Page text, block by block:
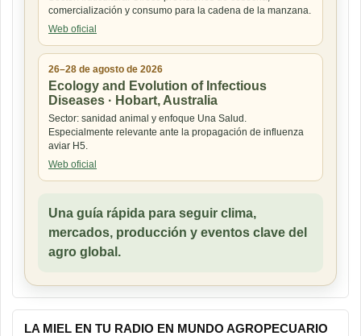
comercialización y consumo para la cadena de la manzana.
Web oficial
26–28 de agosto de 2026
Ecology and Evolution of Infectious
Diseases · Hobart, Australia
Sector: sanidad animal y enfoque Una Salud.
Especialmente relevante ante la propagación de influenza
aviar H5.
Web oficial
Una guía rápida para seguir clima,
mercados, producción y eventos clave del
agro global.
LA MIEL EN TU RADIO EN MUNDO AGROPECUARIO